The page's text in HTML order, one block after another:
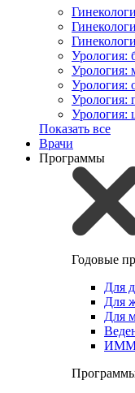
Урология:
Урология:
Урология:
Урология:
Урология:
Показать все
Врачи
Программы
Годовые
Для
Для
Для